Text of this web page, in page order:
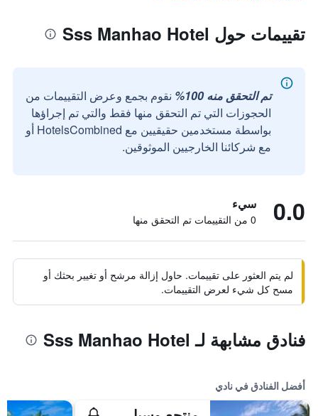
تقييمات حول Sss Manhao Hotel
تم التحقق منه 100%
نقوم بجمع وعرض التقييمات من
الحجوزات التي تم التحقق منها فقط والتي تم إجراؤها
بواسطة مستخدمين حقيقيين مع HotelsCombined أو
مع شركائنا الخارجيين الموثوقين.
0.0 سيء
0 من التقييمات تم التحقق منها
لم يتم العثور على تقييمات. حاول إزالة مرشح أو تغيير بحثك أو
مسح كل شيء لعرض التقييمات.
فنادق مشابهة لـ Sss Manhao Hotel
أفضل الفنادق في نادي